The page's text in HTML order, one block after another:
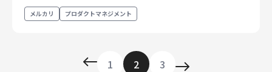
メルカリ プロダクトマネジメント
1 2 3